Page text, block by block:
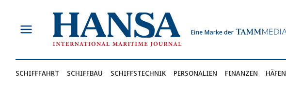
springen
SCHIFFFAHRT SCHIFFBAU SCHIFFSTECHNIK PERSONALIEN FINANZEN HÄFEN